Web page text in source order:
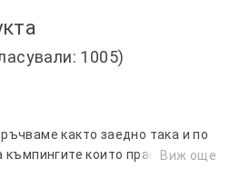
1005)
както заедно така и по
къмпингите които правим така
Виж още